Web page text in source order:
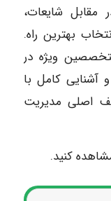
شایعات،
بهترین راه.
ویژه در
کامل با
اصلی مدیریت
کنید.